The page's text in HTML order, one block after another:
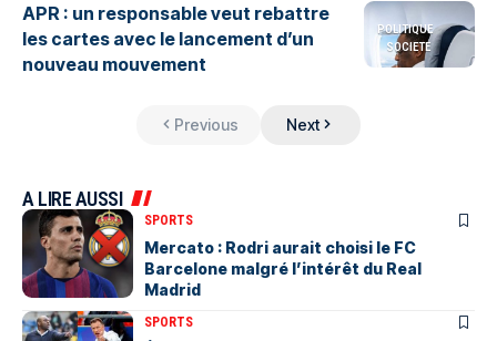
POLITIQUE
SOCIETE
APR : un responsable veut rebattre
les cartes avec le lancement d’un
nouveau mouvement
Previous Next
A LIRE AUSSI
SPORTS
Mercato : Rodri aurait choisi le FC
Barcelone malgré l’intérêt du Real
Madrid
SPORTS